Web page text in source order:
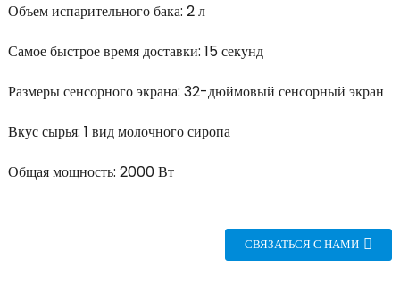
Объем испарительного бака: 2 л
Самое быстрое время доставки: 15 секунд
Размеры сенсорного экрана: 32-дюймовый сенсорный экран
Вкус сырья: 1 вид молочного сиропа
Общая мощность: 2000 Вт
СВЯЗАТЬСЯ С НАМИ